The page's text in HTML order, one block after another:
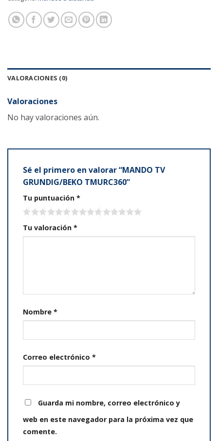
VALORACIONES (0)
Valoraciones
No hay valoraciones aún.
Sé el primero en valorar “MANDO TV
GRUNDIG/BEKO TMURC360”
Tu puntuación *
Tu valoración *
Nombre *
Correo electrónico *
Guarda mi nombre, correo electrónico y
web en este navegador para la próxima vez que
comente.